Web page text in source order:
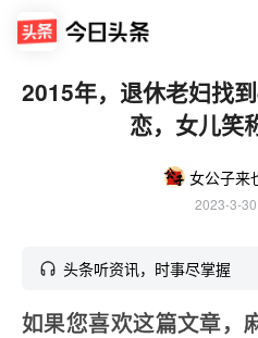
2015年，退休老妇找
恋，女儿笑
女公子来
2023-3-
头条听资讯，时事尽掌握
如果您喜欢这篇文章，